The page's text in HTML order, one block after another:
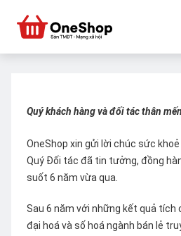
Quý khách hàng và đối tác thân
OneShop xin gửi lời chúc sức
Quý Đối tác đã tin tưởng, đồng
suốt 6 năm vừa qua.
Sau 6 năm với những kết quả
đại hoá và số hoá ngành bán lẻ